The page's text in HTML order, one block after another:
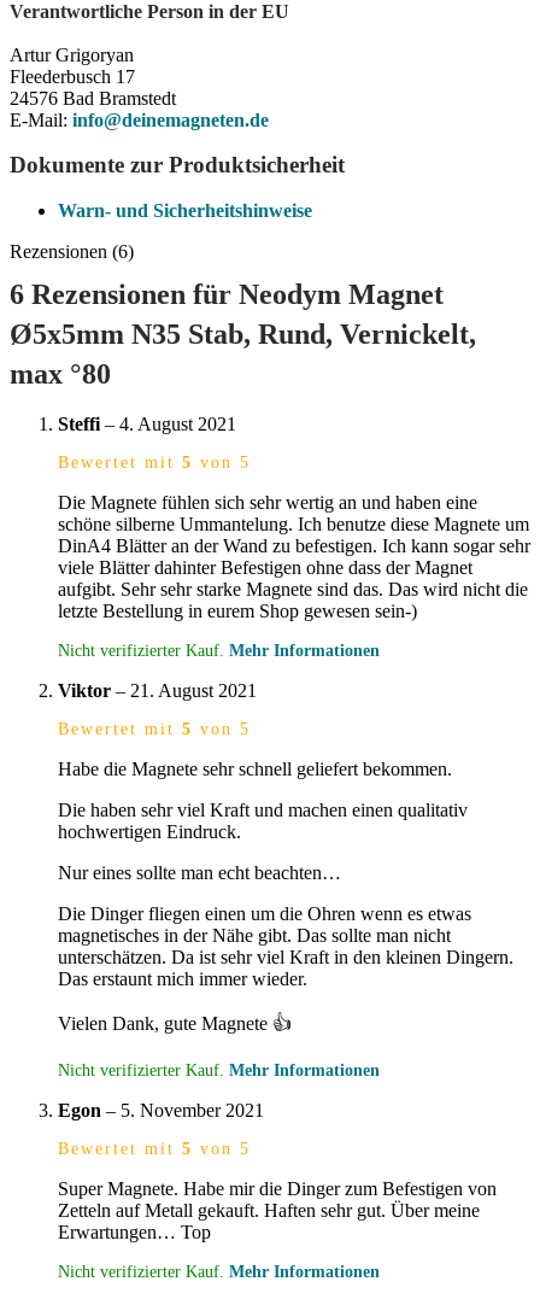
Verantwortliche Person in der EU
Artur Grigoryan
Fleederbusch 17
24576 Bad Bramstedt
E-Mail: info@deinemagneten.de
Dokumente zur Produktsicherheit
Warn- und Sicherheitshinweise
Rezensionen (6)
6 Rezensionen für Neodym Magnet
Ø5x5mm N35 Stab, Rund, Vernickelt,
max °80
Steffi – 4. August 2021
Bewertet mit 5 von 5
Die Magnete fühlen sich sehr wertig an und haben eine
schöne silberne Ummantelung. Ich benutze diese Magnete um
DinA4 Blätter an der Wand zu befestigen. Ich kann sogar sehr
viele Blätter dahinter Befestigen ohne dass der Magnet
aufgibt. Sehr sehr starke Magnete sind das. Das wird nicht die
letzte Bestellung in eurem Shop gewesen sein-)
Nicht verifizierter Kauf. Mehr Informationen
Viktor – 21. August 2021
Bewertet mit 5 von 5
Habe die Magnete sehr schnell geliefert bekommen.
Die haben sehr viel Kraft und machen einen qualitativ
hochwertigen Eindruck.
Nur eines sollte man echt beachten…
Die Dinger fliegen einen um die Ohren wenn es etwas
magnetisches in der Nähe gibt. Das sollte man nicht
unterschätzen. Da ist sehr viel Kraft in den kleinen Dingern.
Das erstaunt mich immer wieder.
Vielen Dank, gute Magnete 👍
Nicht verifizierter Kauf. Mehr Informationen
Egon – 5. November 2021
Bewertet mit 5 von 5
Super Magnete. Habe mir die Dinger zum Befestigen von
Zetteln auf Metall gekauft. Haften sehr gut. Über meine
Erwartungen… Top
Nicht verifizierter Kauf. Mehr Informationen